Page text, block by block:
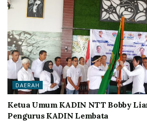
DAERAH
Ketua Umum KADIN NTT Bobby
Pengurus KADIN Lembata